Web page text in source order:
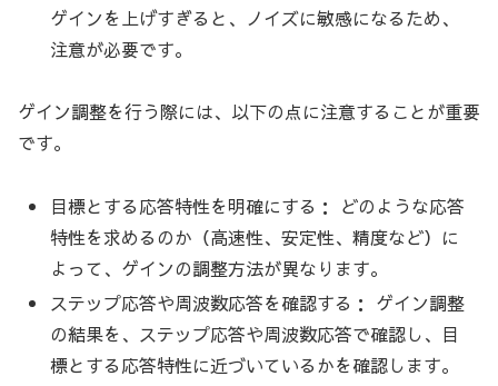
ゲインを上げすぎると、ノイズに敏感になるため、
注意が必要です。
ゲイン調整を行う際には、以下の点に注意することが重要
です。
目標とする応答特性を明確にする： どのような応答
特性を求めるのか（高速性、安定性、精度など）に
よって、ゲインの調整方法が異なります。
ステップ応答や周波数応答を確認する： ゲイン調整
の結果を、ステップ応答や周波数応答で確認し、目
標とする応答特性に近づいているかを確認します。